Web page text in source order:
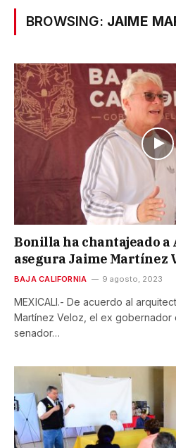
BROWSING: JAIME
Bonilla ha chantajeado a
asegura Jaime Martínez
BAJA CALIFORNIA 9 agosto, 2023
MEXICALI.- De acuerdo al
Martínez Veloz, el ex gobernador
senador…